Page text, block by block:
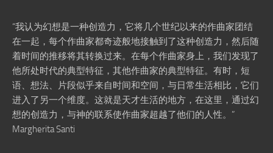
“我认为幻想是一种创造力，它将几个世纪以来的作曲家团结
在一起，每个作曲家都奇迹般地接触到了这种创造力，然后随
着时间的推移将其转换过来。在每个作曲家身上，我们发现了
他所处时代的典型特征，其他作曲家的典型特征。有时，短
语、想法、片段似乎来自时间和空间，与日常生活相比，它们
进入了另一个维度。这就是天才生活的地方，在这里，通过幻
想的创造力，与神的联系使作曲家超越了他们的人性。”
Margherita Santi